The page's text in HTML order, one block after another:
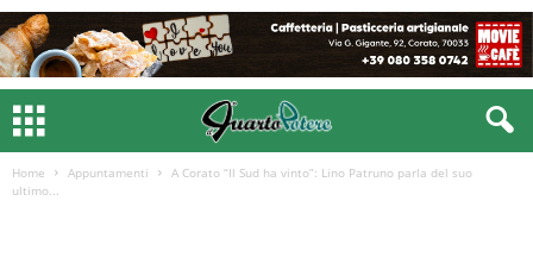
Home Appuntamenti
A Corato “Il Sud ha vinto”: Lino Patruno parla del suo
ultimo...